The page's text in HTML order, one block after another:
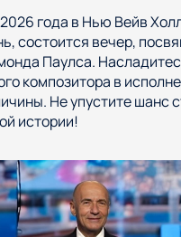
года в Нью Вейв
состоится вечер,
Паулса.
композитора в
Не упустите шанс
истории!